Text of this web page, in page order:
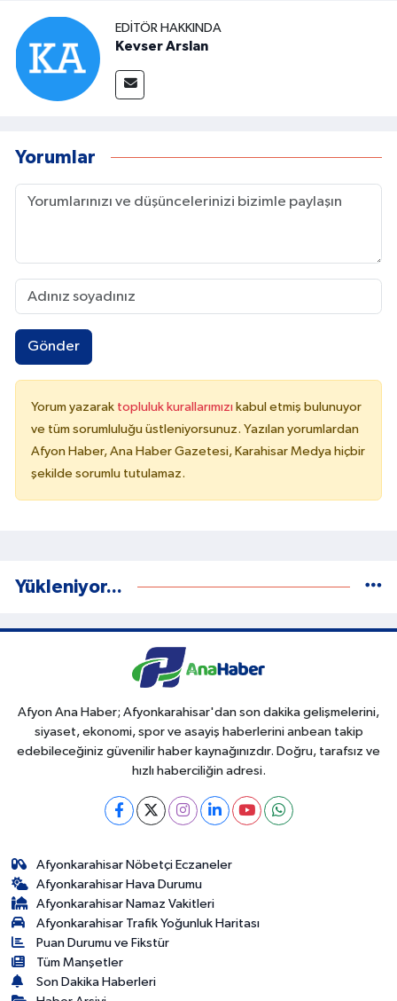
EDITÖR HAKKINDA
Kevser Arslan
Yorumlar
Gönder
Yorum yazarak topluluk kurallarımızı kabul etmiş bulunuyor
ve tüm sorumluluğu üstleniyorsunuz. Yazılan yorumlardan
Afyon Haber, Ana Haber Gazetesi, Karahisar Medya hiçbir
şekilde sorumlu tutulamaz.
Yükleniyor...
Afyon Ana Haber; Afyonkarahisar'dan son dakika gelişmelerini,
siyaset, ekonomi, spor ve asayiş haberlerini anbean takip
edebileceğiniz güvenilir haber kaynağınızdır. Doğru, tarafsız ve
hızlı haberciliğin adresi.
Afyonkarahisar Nöbetçi Eczaneler
Afyonkarahisar Hava Durumu
Afyonkarahisar Namaz Vakitleri
Afyonkarahisar Trafik Yoğunluk Haritası
Puan Durumu ve Fikstür
Tüm Manşetler
Son Dakika Haberleri